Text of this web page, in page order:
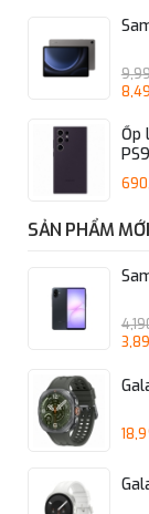
Ốp
SẢN PHẨM